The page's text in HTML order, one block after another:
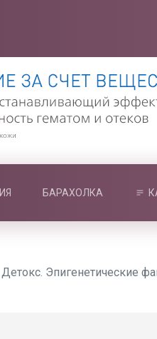
БАРАХОЛКА
Эпигенетические